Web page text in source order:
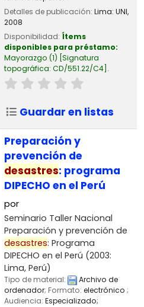
Detalles de publicación: Lima: UNI,
2008
Disponibilidad: Ítems
disponibles para préstamo:
Mayorazgo (1) Signatura
topográfica: CD/551.22/C4 .
Guardar en listas
Preparación y
prevención de
desastres: programa
DIPECHO en el Perú
por
Seminario Taller Nacional
Preparación y prevención de
desastres: Programa
DIPECHO en el Perú (2003:
Lima, Perú)
Tipo de material:
Archivo de
ordenador; Formato: electrónico ;
Audiencia: Especializado;